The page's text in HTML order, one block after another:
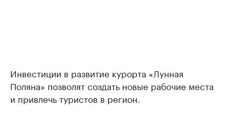
Инвестиции в развитие курорта «Лунная
Поляна» позволят создать новые рабочие места
и привлечь туристов в регион.